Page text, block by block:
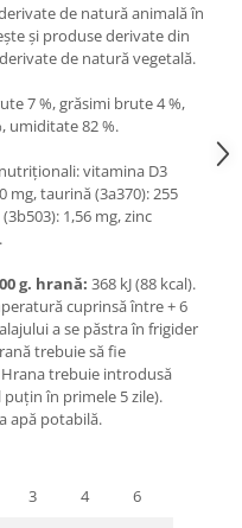
de natură animală în
și produse derivate din
de natură vegetală.
7 %, grăsimi brute 4 %,
umiditate 82 %.
vitamina D3
mg, taurină (3a370): 255
1,56 mg, zinc
g. hrană: 368 kJ (88 kcal).
cuprinsă între + 6
a se păstra în frigider
trebuie să fie
trebuie introdusă
în primele 5 zile).
apă potabilă.
3 4
6